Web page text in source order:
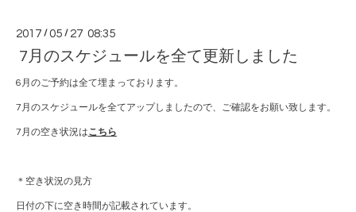
2017 /05 / 27 08:35
7月のスケジュールを全て更新しました
6月のご予約は全て埋まっております。
7月のスケジュールを全てアップしましたので、ご確認をお願い致します。
7月の空き状況はこちら
＊空き状況の見方
日付の下に空き時間が記載されています。